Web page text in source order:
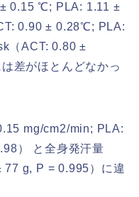
0.15 ℃; PLA: 1.11 ±
0.90 ± 0.28℃; PLA:
（ACT: 0.80 ±
差がほとんどなかっ
mg/cm2/min; PLA:
） と全身発汗量
77 g, P = 0.995）に違